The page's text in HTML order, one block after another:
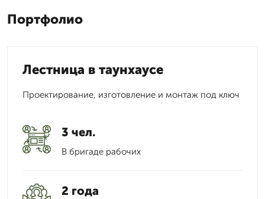
Портфолио
Лестница в таунхаусе
Проектирование, изготовление и монтаж под ключ
3 чел.
В бригаде рабочих
2 года